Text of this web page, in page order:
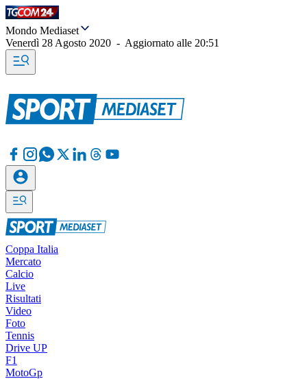
Mondo Mediaset
Venerdì 28 Agosto 2020 - Aggiornato alle 20:51
Coppa Italia
Mercato
Calcio
Live
Risultati
Video
Foto
Tennis
Drive UP
F1
MotoGp